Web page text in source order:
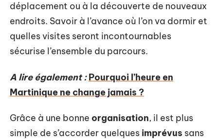
déplacement ou à la découverte de nouveaux
endroits. Savoir à l’avance où l’on va dormir et
quelles visites seront incontournables
sécurise l’ensemble du parcours.
A lire également : Pourquoi l’heure en
Martinique ne change jamais ?
Grâce à une bonne organisation, il est plus
simple de s’accorder quelques imprévus sans